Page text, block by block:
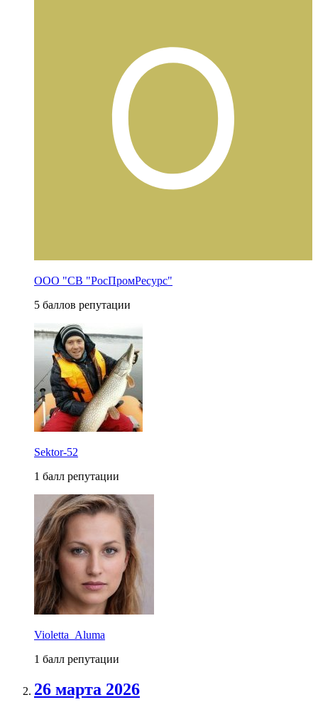
ООО "СВ "РосПромРесурс"
5 баллов репутации
Sektor-52
1 балл репутации
Violetta_Aluma
1 балл репутации
26 марта 2026